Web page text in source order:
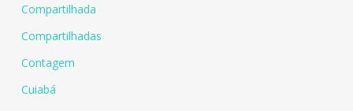
Compartilhada
Compartilhadas
Contagem
Cuiabá